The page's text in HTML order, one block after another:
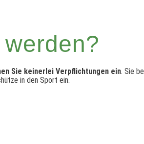
Sie keinerlei Verpflichtungen ein. Sie
in den Sport ein.